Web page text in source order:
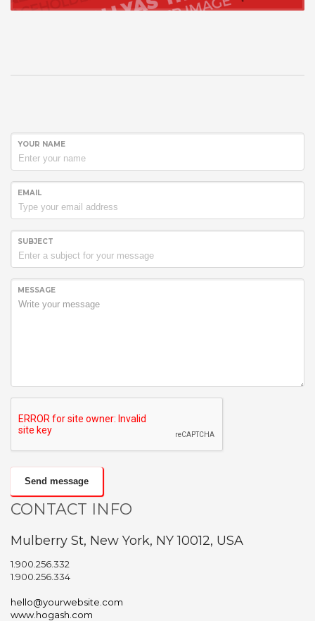
YOUR NAME
EMAIL
SUBJECT
MESSAGE
Send message
CONTACT INFO
Mulberry St, New York, NY 10012, USA
1.900.256.332
1.900.256.334
hello@yourwebsite.com
www.hogash.com